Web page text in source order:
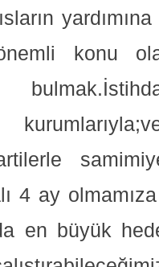
konu
4 ay
en büyük